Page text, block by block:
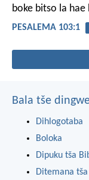
boke bitso la hae
PESALEMA 103:1
Bala tše
Dihlogotaba
Boloka
Dipuku tša
Ditemana